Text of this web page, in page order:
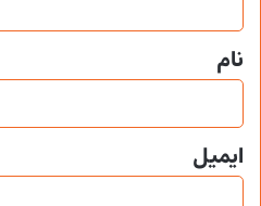
*
نام
ایمیل